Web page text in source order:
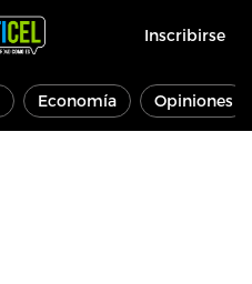
Inscribirse
Economía Opiniones